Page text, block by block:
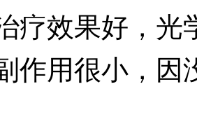
疗效果好，光
作用很小，因